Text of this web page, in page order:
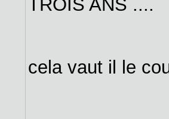
TROIS ANS ....
cela vaut il le